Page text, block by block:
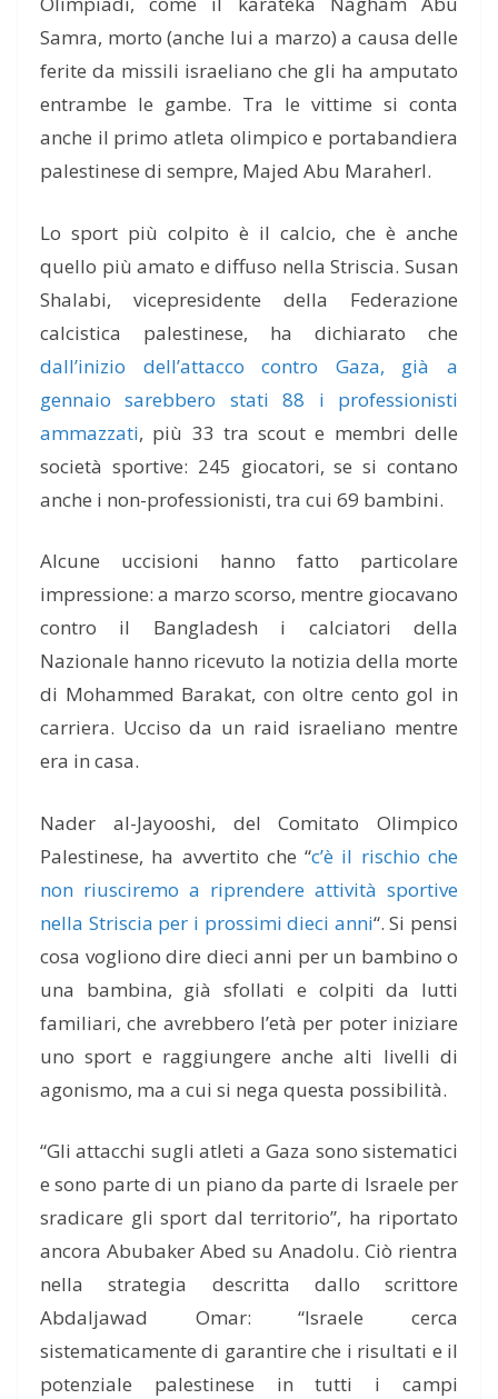
Samra, morto (anche lui a marzo) a causa delle
ferite da missili israeliano che gli ha amputato
entrambe le gambe. Tra le vittime si conta
anche il primo atleta olimpico e portabandiera
palestinese di sempre, Majed Abu Maraherl.
Lo sport più colpito è il calcio, che è anche
quello più amato e diffuso nella Striscia. Susan
Shalabi, vicepresidente della Federazione
calcistica palestinese, ha dichiarato che
dall’inizio dell’attacco contro Gaza, già a
gennaio sarebbero stati 88 i professionisti
ammazzati, più 33 tra scout e membri delle
società sportive: 245 giocatori, se si contano
anche i non-professionisti, tra cui 69 bambini.
Alcune uccisioni hanno fatto particolare
impressione: a marzo scorso, mentre giocavano
contro il Bangladesh i calciatori della
Nazionale hanno ricevuto la notizia della morte
di Mohammed Barakat, con oltre cento gol in
carriera. Ucciso da un raid israeliano mentre
era in casa.
Nader al-Jayooshi, del Comitato Olimpico
Palestinese, ha avvertito che “c’è il rischio che
non riusciremo a riprendere attività sportive
nella Striscia per i prossimi dieci anni“. Si pensi
cosa vogliono dire dieci anni per un bambino o
una bambina, già sfollati e colpiti da lutti
familiari, che avrebbero l’età per poter iniziare
uno sport e raggiungere anche alti livelli di
agonismo, ma a cui si nega questa possibilità.
“Gli attacchi sugli atleti a Gaza sono sistematici
e sono parte di un piano da parte di Israele per
sradicare gli sport dal territorio”, ha riportato
ancora Abubaker Abed su Anadolu. Ciò rientra
nella strategia descritta dallo scrittore
Abdaljawad Omar: “Israele cerca
sistematicamente di garantire che i risultati e il
potenziale palestinese in tutti i campi